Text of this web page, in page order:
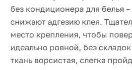
без кондиционера для белья –
снижают адгезию клея.
место крепления, чтобы
идеально ровной, без
ткань ворсистая, слегка